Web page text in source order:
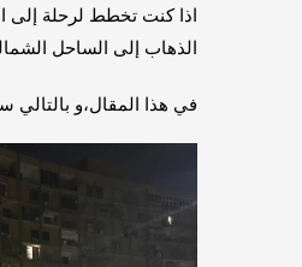
الذهاب إلى الساحل
في هذا المقال،و بالتالي سوف نتحدث عن